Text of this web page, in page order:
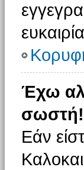
Έχω
σωστή!
Εάν